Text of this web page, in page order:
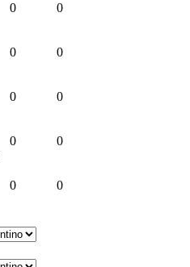
0 0
0 0
0 0
0 0
0 0